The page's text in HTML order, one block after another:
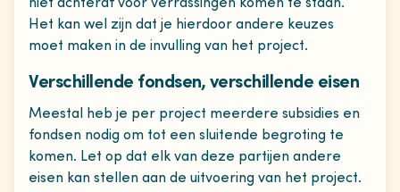
niet achteraf voor verrassingen komen te staan.
Het kan wel zijn dat je hierdoor andere keuzes
moet maken in de invulling van het project.
Verschillende fondsen, verschillende eisen
Meestal heb je per project meerdere subsidies en
fondsen nodig om tot een sluitende begroting te
komen. Let op dat elk van deze partijen andere
eisen kan stellen aan de uitvoering van het project.